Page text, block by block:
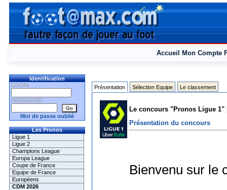
Accueil Mon Compte
Identification
LOGIN
PASSWORD
Mot de passe oublié
Les Pronos
Ligue 1
Ligue 2
Champions League
Europa League
Coupe de France
Equipe de France
Européens
CDM 2026
Présentation Sélection Equipe Le classement
Le concours "Pronos Ligue 1"
Présentation du concours
Bienvenu sur le